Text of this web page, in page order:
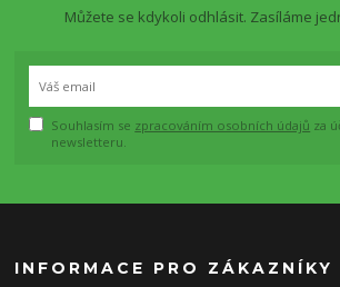
Můžete se kdykoli odhlásit. Zasíláme
Souhlasím se zpracováním osobních údajů za
newsletteru.
INFORMACE PRO ZÁKAZNÍKY